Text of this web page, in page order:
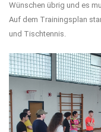
Wünschen übrig und es
Auf dem Trainingsplan
und Tischtennis.